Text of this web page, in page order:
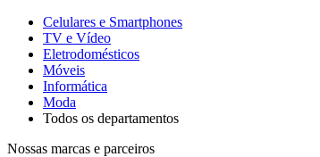
Celulares e Smartphones
TV e Vídeo
Eletrodomésticos
Móveis
Informática
Moda
Todos os departamentos
Nossas marcas e parceiros